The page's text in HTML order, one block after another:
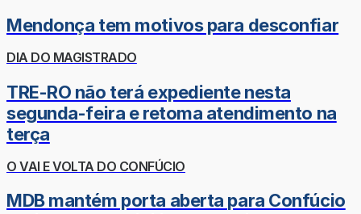
Mendonça tem motivos para desconfiar
DIA DO MAGISTRADO
TRE-RO não terá expediente nesta
segunda-feira e retoma atendimento na
terça
O VAI E VOLTA DO CONFÚCIO
MDB mantém porta aberta para Confúcio